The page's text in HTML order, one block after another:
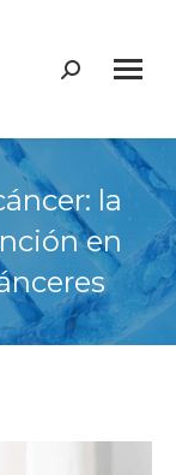
Buscar:
la
en